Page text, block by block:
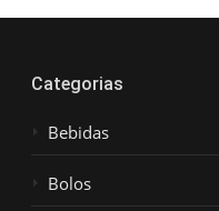
Categorias
Bebidas
Bolos